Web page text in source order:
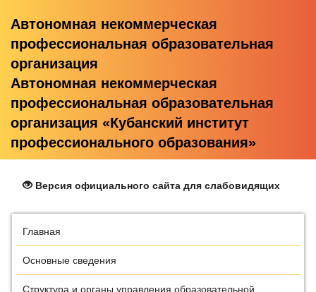
Автономная некоммерческая
профессиональная образовательная
организация
Автономная некоммерческая
профессиональная образовательная
организация «Кубанский институт
профессионального образования»
Версия официального сайта для слабовидящих
Главная
Основные сведения
Структура и органы управления образовательной